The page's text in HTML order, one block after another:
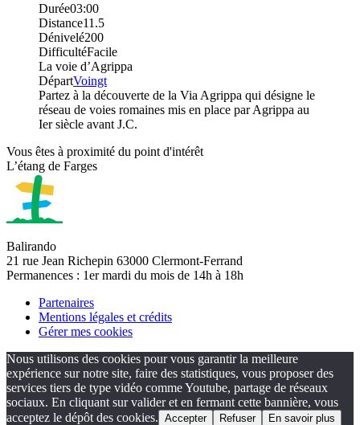
Durée03:00
Distance11.5
Dénivelé200
DifficultéFacile
La voie d’Agrippa
DépartVoingt
Partez à la découverte de la Via Agrippa qui désigne le
réseau de voies romaines mis en place par Agrippa au
Ier siècle avant J.C.
Vous êtes à proximité du point d'intérêt
L’étang de Farges
Balirando
21 rue Jean Richepin 63000 Clermont-Ferrand
Permanences : 1er mardi du mois de 14h à 18h
Partenaires
Mentions légales et crédits
Gérer mes cookies
Nous utilisons des cookies pour vous garantir la meilleure
expérience sur notre site, faire des statistiques, vous proposer des
services tiers de type vidéo comme Youtube, partage de réseaux
sociaux. En cliquant sur valider et en fermant cette bannière, vous
acceptez le dépôt des cookies. Accepter Refuser En savoir plus